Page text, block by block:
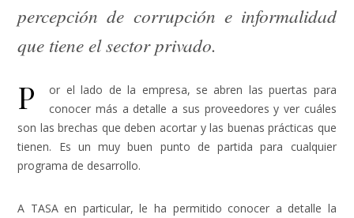
percepción de corrupción e informalidad
que tiene el sector privado.
P
or el lado de la empresa, se abren las puertas para
conocer más a detalle a sus proveedores y ver cuáles
son las brechas que deben acortar y las buenas prácticas que
tienen. Es un muy buen punto de partida para cualquier
programa de desarrollo.
A TASA en particular, le ha permitido conocer a detalle la